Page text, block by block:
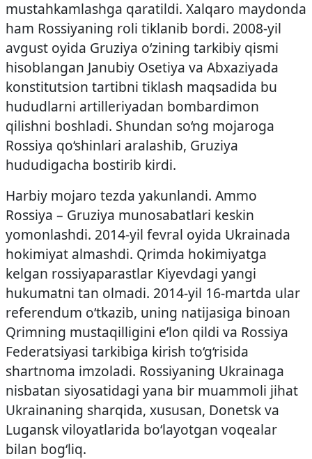
mustahkamlashga qaratildi. Xalqaro maydonda
ham Rossiyaning roli tiklanib bordi. 2008-yil
avgust oyida Gruziya o‘zining tarkibiy qismi
hisoblangan Janubiy Osetiya va Abxaziyada
konstitutsion tartibni tiklash maqsadida bu
hududlarni artilleriyadan bombardimon
qilishni boshladi. Shundan so‘ng mojaroga
Rossiya qo‘shinlari aralashib, Gruziya
hududigacha bostirib kirdi.
Harbiy mojaro tezda yakunlandi. Ammo
Rossiya – Gruziya munosabatlari keskin
yomonlashdi. 2014-yil fevral oyida Ukrainada
hokimiyat almashdi. Qrimda hokimiyatga
kelgan rossiyaparastlar Kiyevdagi yangi
hukumatni tan olmadi. 2014-yil 16-martda ular
referendum o‘tkazib, uning natijasiga binoan
Qrimning mustaqilligini e’lon qildi va Rossiya
Federatsiyasi tarkibiga kirish to‘g‘risida
shartnoma imzoladi. Rossiyaning Ukrainaga
nisbatan siyosatidagi yana bir muammoli jihat
Ukrainaning sharqida, xususan, Donetsk va
Lugansk viloyatlarida bo‘layotgan voqealar
bilan bog‘liq.